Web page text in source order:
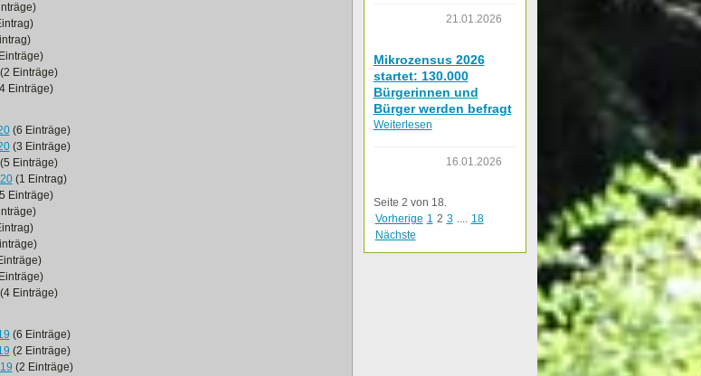
(2 Einträge)
Einträge)
(6 Einträge)
(3 Einträge)
Einträge)
(1 Eintrag)
Einträge)
Einträge)
(6 Einträge)
(2 Einträge)
(2 Einträge)
21.01.2026
Mikrozensus 2026
startet: 130.000
Bürgerinnen und
Bürger werden befragt
Weiterlesen
16.01.2026
Seite 2 von 18.
Vorherige 1 2 3 .... 18
Nächste